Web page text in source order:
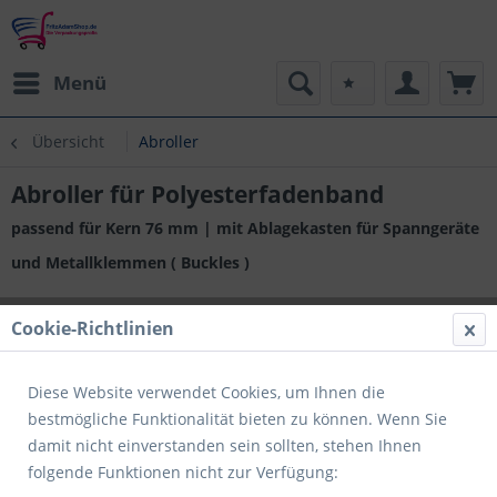
Menü
Übersicht Abroller
Abroller für Polyesterfadenband
passend für Kern 76 mm | mit Ablagekasten für Spanngeräte
und Metallklemmen ( Buckles )
Cookie-Richtlinien
Diese Website verwendet Cookies, um Ihnen die
bestmögliche Funktionalität bieten zu können. Wenn Sie
damit nicht einverstanden sein sollten, stehen Ihnen
folgende Funktionen nicht zur Verfügung: